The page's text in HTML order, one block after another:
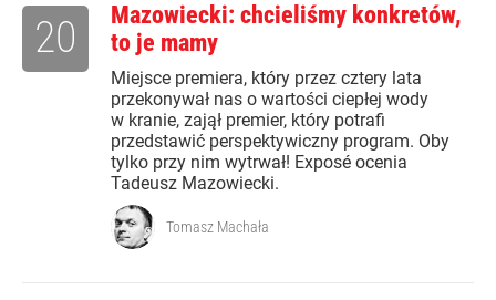
Mazowiecki: chcieliśmy konkretów,
to je mamy
Miejsce premiera, który przez cztery lata
przekonywał nas o wartości ciepłej wody
w kranie, zajął premier, który potrafi
przedstawić perspektywiczny program. Oby
tylko przy nim wytrwał! Exposé ocenia
Tadeusz Mazowiecki.
20
Tomasz Machała